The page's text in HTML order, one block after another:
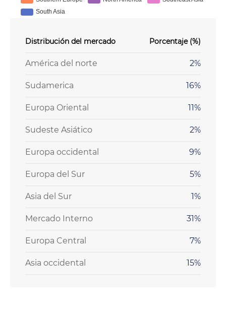
Distribución del mercado Porcentaje (%)
América del norte 2%
Sudamerica 16%
Europa Oriental 11%
Sudeste Asiático 2%
Europa occidental 9%
Europa del Sur 5%
Asia del Sur 1%
Mercado Interno 31%
Europa Central 7%
Asia occidental 15%